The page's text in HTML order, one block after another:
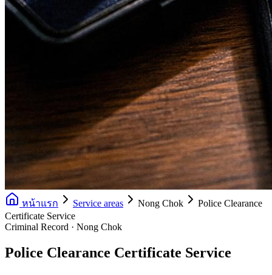
หน้าแรก Service areas Nong Chok
Police Clearance
Certificate Service
Criminal Record · Nong Chok
Police Clearance Certificate Service